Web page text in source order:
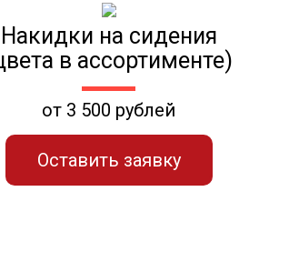
Накидки на сидения
в ассортименте)
от 3 500 рублей
Оставить заявку